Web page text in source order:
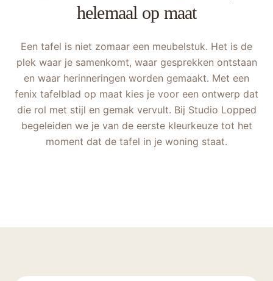
helemaal op maat
Een tafel is niet zomaar een meubelstuk. Het is de
plek waar je samenkomt, waar gesprekken ontstaan
en waar herinneringen worden gemaakt. Met een
fenix tafelblad op maat kies je voor een ontwerp dat
die rol met stijl en gemak vervult. Bij Studio Lopped
begeleiden we je van de eerste kleurkeuze tot het
moment dat de tafel in je woning staat.